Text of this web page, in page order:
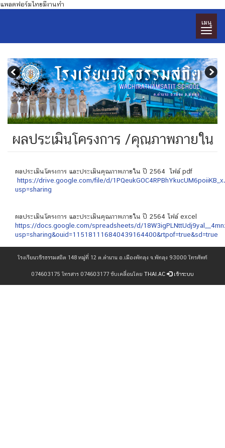
แพลตฟอร์มไทยมีงานทำ
เมนู
ผลประเมินโครงการ /คุณภาพภายใน
ผลประเมินโครงการ และประเมินคุณภาพภายใน ปี 2564 ไฟล์ pdf
https://drive.google.com/file/d/
usp=sharing
ผลประเมินโครงการ และประเมินคุณภาพภายใน ปี 2564 ไฟล์ excel
https://docs.google.com/spreadsheets/d/
usp=sharing&ouid=115181116840439164400&rtpof=true&sd=true
โรงเรียนวชิรธรรมสถิต 148 หมู่ที่ 12 ต.ตำนาน อ.เมืองพัทลุง จ.พัทลุง 93000 โทรศัพท์
074603175 โทรสาร 074603177 ขับเคลื่อนโดย THAI.AC เข้าระบบ